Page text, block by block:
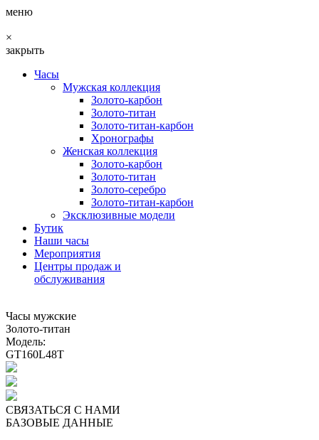
меню
×
закрыть
Часы
Мужская коллекция
Золото-карбон
Золото-титан
Золото-титан-карбон
Хронографы
Женская коллекция
Золото-карбон
Золото-титан
Золото-серебро
Золото-титан-карбон
Эксклюзивные модели
Бутик
Наши часы
Мероприятия
Центры продаж и
обслуживания
Часы мужские
Золото-титан
Модель:
GT160L48T
СВЯЗАТЬСЯ С НАМИ
БАЗОВЫЕ ДАННЫЕ